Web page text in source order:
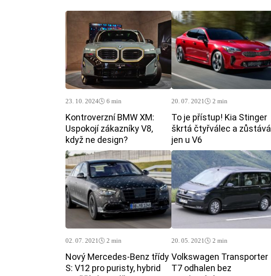
23. 10. 2024🕓 6 min
Kontroverzní BMW XM:
Uspokojí zákazníky V8,
když ne design?
20. 07. 2021🕓 2 min
To je přístup! Kia Stinger
škrtá čtyřválec a zůstává
jen u V6
02. 07. 2021🕓 2 min
Nový Mercedes-Benz třídy
S: V12 pro puristy, hybrid
20. 05. 2021🕓 2 min
Volkswagen Transporter
T7 odhalen bez